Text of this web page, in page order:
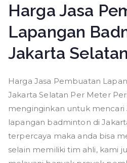
Harga Jasa
Lapangan
Jakarta
Harga Jasa Pembuatan
Jakarta Selatan Per Meter
menginginkan untuk mencari
lapangan badminton di
terpercaya maka anda bisa
selain memiliki tim ahli, kami